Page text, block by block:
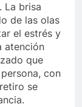
La brisa
de las olas
el estrés y
atención
que
con
se